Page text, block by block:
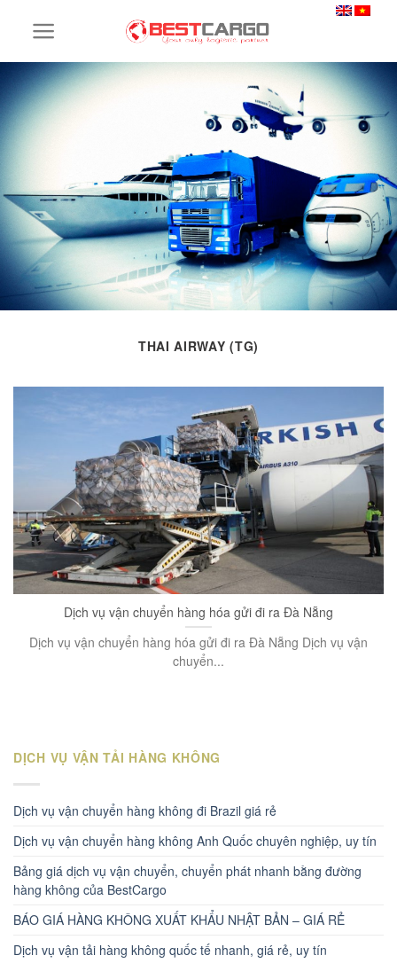
THAI AIRWAY (TG)
Dịch vụ vận chuyển hàng hóa gửi đi ra Đà Nẵng
Dịch vụ vận chuyển hàng hóa gửi đi ra Đà Nẵng Dịch vụ vận
chuyển...
DỊCH VỤ VẬN TẢI HÀNG KHÔNG
Dịch vụ vận chuyển hàng không đi Brazil giá rẻ
Dịch vụ vận chuyển hàng không Anh Quốc chuyên nghiệp, uy tín
Bảng giá dịch vụ vận chuyển, chuyển phát nhanh bằng đường
hàng không của BestCargo
BÁO GIÁ HÀNG KHÔNG XUẤT KHẨU NHẬT BẢN – GIÁ RẺ
Dịch vụ vận tải hàng không quốc tế nhanh, giá rẻ, uy tín